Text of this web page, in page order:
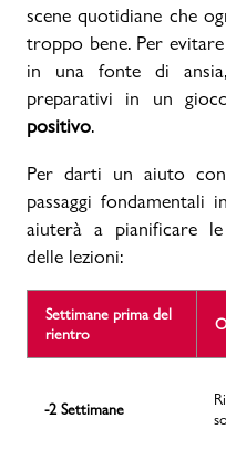
contatti
Gift card
scene quotidiane che
troppo bene. Per
in una fonte di
preparativi in un
positivo.
Per darti un aiuto
passaggi fondamentali
aiuterà a pianificare
delle lezioni:
Settimane prima del
rientro
-2 Settimane